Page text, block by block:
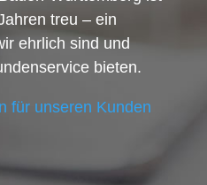
treu – ein
ehrlich sind und
bieten.
für unseren Kunden